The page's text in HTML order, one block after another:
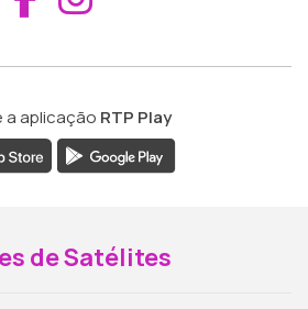
a aplicação RTP Play
de Satélites